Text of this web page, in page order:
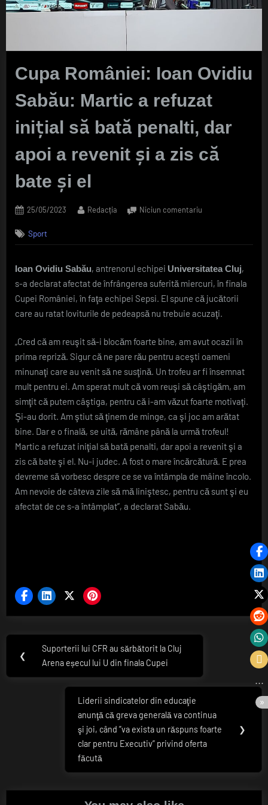
Cupa României: Ioan Ovidiu
Sabău: Martic a refuzat
iniţial să bată penalti, dar
apoi a revenit şi a zis că
bate şi el
Posted
25/05/2023 By
Redacția Niciun comentariu
Ioan
Sabău:
Martic
a
refuzat
iniţial
bată
penalti,
dar
apoi
a
şi
a
zis
că
bate
el
Sport
Ioan Ovidiu Sabău, antrenorul echipei Universitatea Cluj,
s-a declarat afectat de înfrângerea suferită miercuri, în finala
Cupei României, în faţa echipei Sepsi. El spune că jucătorii
care au ratat loviturile de pedeapsă nu trebuie acuzaţi.
„Cred că am reuşit să-i blocăm foarte bine, am avut ocazii în
prima repriză. Sigur că ne pare rău pentru aceşti oameni
minunaţi care au venit să ne susţină. Un trofeu ar fi însemnat
mult pentru ei. Am sperat mult că vom reuşi să câştigăm, am
simţit că putem câştiga, pentru că i-am văzut foarte motivaţi.
Şi-au dorit. Am ştiut să ţinem de minge, ca şi joc am arătat
bine. Dar e o finală, se uită, rămâne până la urmă trofeul!
Martic a refuzat iniţial să bată penalti, dar apoi a revenit şi a
zis că bate şi el. Nu-i judec. A fost o mare încărcătură. E prea
devreme să vorbesc despre ce se va întâmpla de mâine încolo.
Am nevoie de câteva zile să mă liniştesc, pentru că sunt şi eu
afectat de ce s-a întâmplat”, a declarat Sabău.
Navigare
❮
Previous
Post:
Suporterii lui CFR au sărbătorit la Cluj
Arena eșecul lui U din finala Cupei
Next
Post:
Liderii sindicatelor din educaţie
anunţă că greva generală va continua
şi joi, când ”va exista un răspuns foarte
clar pentru Executiv” privind oferta
făcută
❯